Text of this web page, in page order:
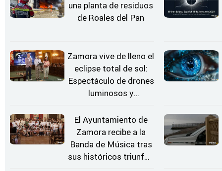
una planta de residuos
de Roales del Pan
Zamora vive de lleno el
eclipse total de sol:
Espectáculo de drones
luminosos y
Estrellas
El Ayuntamiento de
Zamora recibe a la
Banda de Música tras
sus históricos triunfos